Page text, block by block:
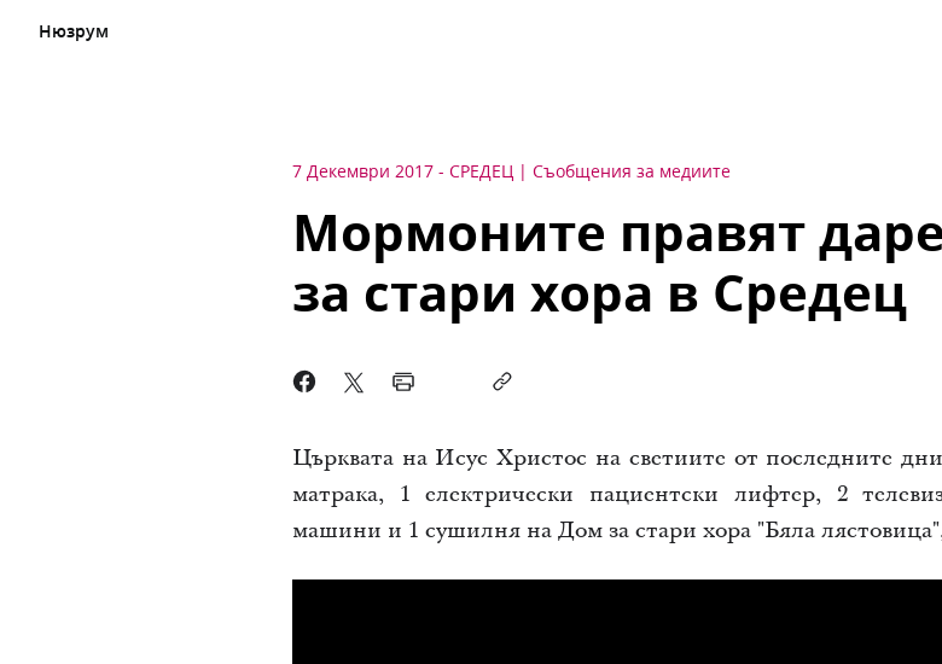
Нюзрум
7 Декември 2017 - СРЕДЕЦ Съобщения за медиите
Мормоните правят
за стари хора в Средец
Църквата на Исус Христос на светиите от последните
матрака, 1 електрически пациентски лифтер, 2
машини и 1 сушилня на Дом за стари хора "Бяла